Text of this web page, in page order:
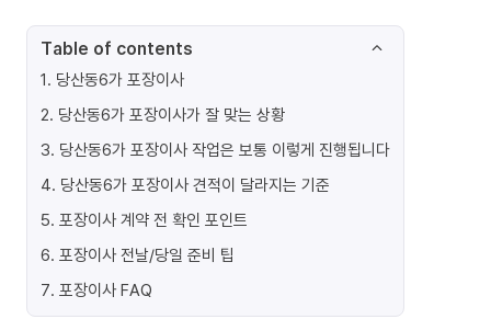
Table of contents
1. 당산동6가 포장이사
2. 당산동6가 포장이사가 잘 맞는 상황
3. 당산동6가 포장이사 작업은 보통 이렇게 진행됩니다
4. 당산동6가 포장이사 견적이 달라지는 기준
5. 포장이사 계약 전 확인 포인트
6. 포장이사 전날/당일 준비 팁
7. 포장이사 FAQ